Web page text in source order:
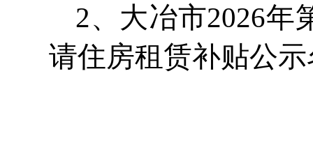
2、大冶市2026年
请住房租赁补贴公